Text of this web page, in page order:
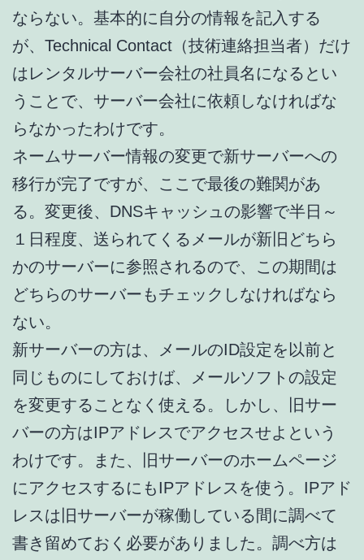
ならない。基本的に自分の情報を記入する
が、Technical Contact（技術連絡担当者）だけ
はレンタルサーバー会社の社員名になるとい
うことで、サーバー会社に依頼しなければな
らなかったわけです。
ネームサーバー情報の変更で新サーバーへの
移行が完了ですが、ここで最後の難関があ
る。変更後、DNSキャッシュの影響で半日～
１日程度、送られてくるメールが新旧どちら
かのサーバーに参照されるので、この期間は
どちらのサーバーもチェックしなければなら
ない。
新サーバーの方は、メールのID設定を以前と
同じものにしておけば、メールソフトの設定
を変更することなく使える。しかし、旧サー
バーの方はIPアドレスでアクセスせよという
わけです。また、旧サーバーのホームページ
にアクセスするにもIPアドレスを使う。IPアド
レスは旧サーバーが稼働している間に調べて
書き留めておく必要がありました。調べ方は